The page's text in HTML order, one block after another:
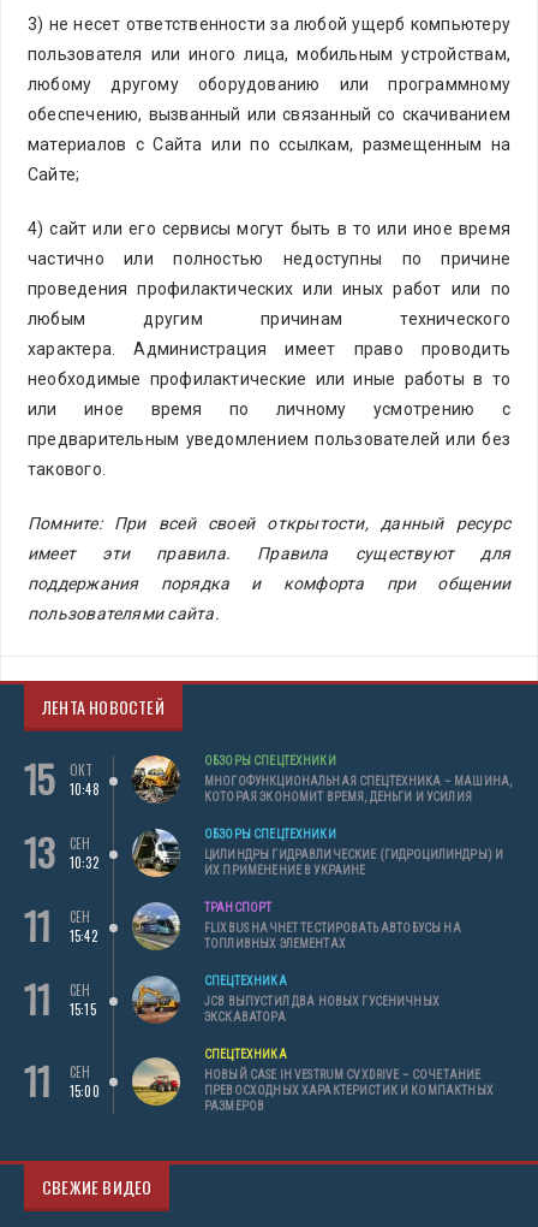
3) не несет ответственности за любой ущерб компьютеру
пользователя или иного лица, мобильным устройствам,
любому другому оборудованию или программному
обеспечению, вызванный или связанный со скачиванием
материалов с Сайта или по ссылкам, размещенным на
Сайте;
4) сайт или его сервисы могут быть в то или иное время
частично или полностью недоступны по причине
проведения профилактических или иных работ или по
любым другим причинам технического
характера. Администрация имеет право проводить
необходимые профилактические или иные работы в то
или иное время по личному усмотрению с
предварительным уведомлением пользователей или без
такового.
Помните: При всей своей открытости, данный ресурс
имеет эти правила. Правила существуют для
поддержания порядка и комфорта при общении
пользователями сайта.
ЛЕНТА НОВОСТЕЙ
15
ОКТ
10:48
ОБЗОРЫ СПЕЦТЕХНИКИ
МНОГОФУНКЦИОНАЛЬНАЯ СПЕЦТЕХНИКА – МАШИНА,
КОТОРАЯ ЭКОНОМИТ ВРЕМЯ, ДЕНЬГИ И УСИЛИЯ
13
СЕН
10:32
ОБЗОРЫ СПЕЦТЕХНИКИ
ЦИЛИНДРЫ ГИДРАВЛИЧЕСКИЕ (ГИДРОЦИЛИНДРЫ) И
ИХ ПРИМЕНЕНИЕ В УКРАИНЕ
11
СЕН
15:42
ТРАНСПОРТ
FLIXBUS НАЧНЕТ ТЕСТИРОВАТЬ АВТОБУСЫ НА
ТОПЛИВНЫХ ЭЛЕМЕНТАХ
11
СЕН
15:15
СПЕЦТЕХНИКА
JCB ВЫПУСТИЛ ДВА НОВЫХ ГУСЕНИЧНЫХ
ЭКСКАВАТОРА
11
СЕН
15:00
СПЕЦТЕХНИКА
НОВЫЙ CASE IH VESTRUM CVXDRIVE – СОЧЕТАНИЕ
ПРЕВОСХОДНЫХ ХАРАКТЕРИСТИК И КОМПАКТНЫХ
РАЗМЕРОВ
СВЕЖИЕ ВИДЕО